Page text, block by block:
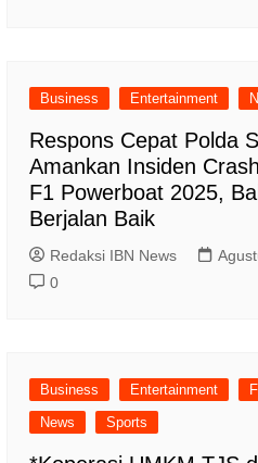
Business Entertainment
Respons Cepat Polda
Amankan Insiden
F1 Powerboat 2025,
Berjalan Baik
Redaksi IBN News
0
Business Entertainment
News
Sports